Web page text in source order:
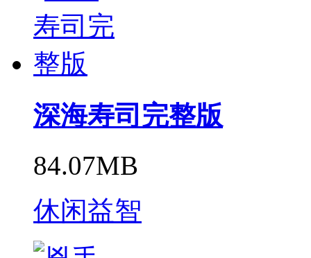
深海寿司完整版
84.07MB
休闲益智